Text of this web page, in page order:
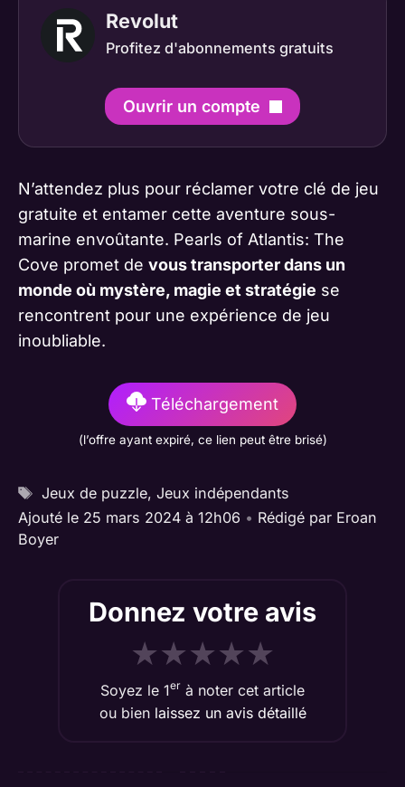
Revolut
Profitez d'abonnements gratuits
Ouvrir un compte
N’attendez plus pour réclamer votre clé de jeu
gratuite et entamer cette aventure sous-
marine envoûtante. Pearls of Atlantis: The
Cove promet de vous transporter dans un
monde où mystère, magie et stratégie se
rencontrent pour une expérience de jeu
inoubliable.
Téléchargement
(l’offre ayant expiré, ce lien peut être brisé)
Étiquettes
Jeux de puzzle, Jeux indépendants
Ajouté le 25 mars 2024 à 12h06 • Rédigé par Eroan
Boyer
Donnez votre avis
★★★★★
Soyez le 1er à noter cet article
ou bien laissez un avis détaillé